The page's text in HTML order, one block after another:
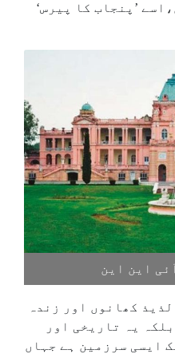
’پنجاب کا پیرس‘
این این
کھانوں اور زندہ
یہ تاریخی اور
ایسی سرزمین ہے جہاں